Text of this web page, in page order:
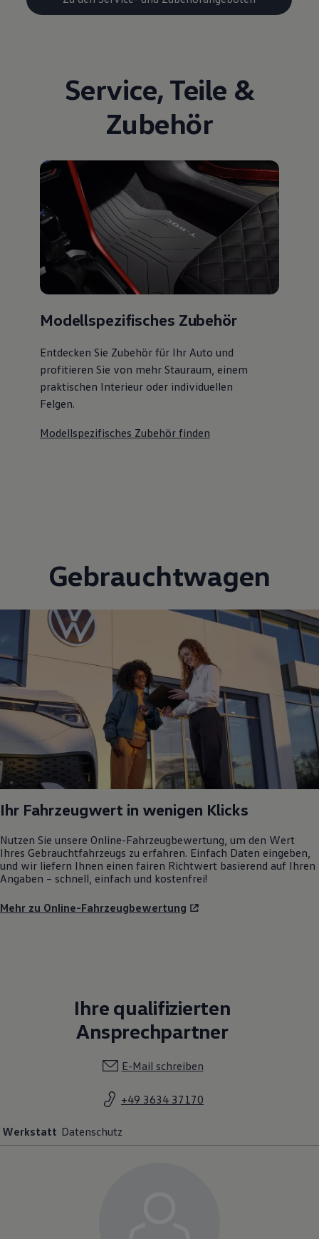
Service, Teile &
Zubehör
Modellspezifisches Zubehör
Entdecken Sie Zubehör für Ihr Auto und
profitieren Sie von mehr Stauraum, einem
praktischen Interieur oder individuellen
Felgen.
Modellspezifisches Zubehör finden
Gebrauchtwagen
Ihr Fahrzeugwert in wenigen Klicks
Nutzen Sie unsere Online-Fahrzeugbewertung, um den Wert
Ihres Gebrauchtfahrzeugs zu erfahren. Einfach Daten eingeben,
und wir liefern Ihnen einen fairen Richtwert basierend auf Ihren
Angaben – schnell, einfach und kostenfrei!
Mehr zu Online-Fahrzeugbewertung
Ihre qualifizierten
Ansprechpartner
E-Mail schreiben
+49 3634 37170
Werkstatt Datenschutz